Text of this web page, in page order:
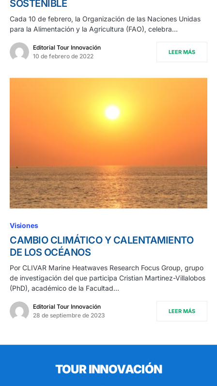
SOSTENIBLE
Cada 10 de febrero, la Organización de las Naciones Unidas
para la Alimentación y la Agricultura (FAO), celebra…
Editorial Tour Innovación
10 de febrero de 2022
LEER MÁS
Visiones
CAMBIO CLIMÁTICO Y CALENTAMIENTO
DE LOS OCÉANOS
Por CLIVAR Marine Heatwaves Research Focus Group, grupo
de investigación del que participa Cristian Martinez-Villalobos
(PhD), académico de la Facultad…
Editorial Tour Innovación
28 de septiembre de 2023
LEER MÁS
TOUR INNOVACIÓN